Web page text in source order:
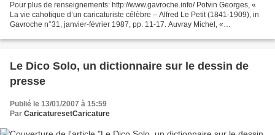
Pour plus de renseignements: http://www.gavroche.info/ Potvin Georges, «
La vie cahotique d’un caricaturiste célèbre – Alfred Le Petit (1841-1909), in
Gavroche n°31, janvier-février 1987, pp. 11-17. Auvray Michel, «
Le Dico Solo, un dictionnaire sur le dessin de
presse
Publié le 13/01/2007 à 15:59
Par CaricaturesetCaricature